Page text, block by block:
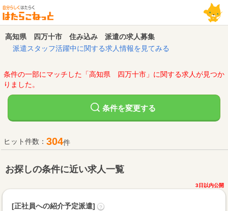
高知県 四万十市 住み込み 派遣の求人募集
派遣スタッフ活躍中に関する求人情報を見てみる
条件の一部にマッチした「高知県 四万十市」に関する求人が見つか
りました。
条件を変更する
ヒット件数： 304件
お探しの条件に近い求人一覧
3日以内公開
[正社員への紹介予定派遣] ?